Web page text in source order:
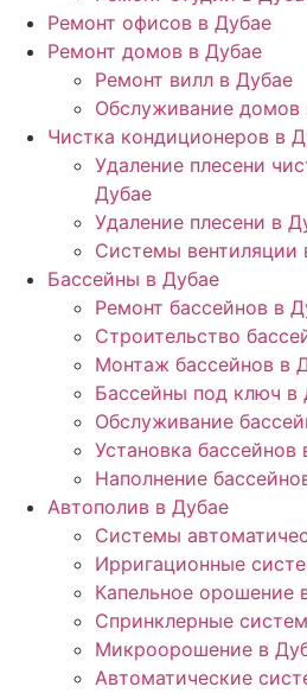
Ремонт офисов в Дубае
Ремонт домов в Дубае
Ремонт вилл в Дубае
Обслуживание домов
Чистка кондиционеров в
Удаление плесени
Дубае
Удаление плесени в
Системы вентиляции
Бассейны в Дубае
Ремонт бассейнов в
Строительство
Монтаж бассейнов в
Бассейны под ключ в
Обслуживание
Установка бассейнов
Наполнение
Автополив в Дубае
Системы
Ирригационные
Капельное орошение
Спринклерные
Микроорошение в
Автоматические